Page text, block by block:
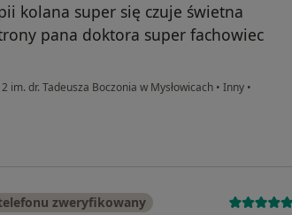
kolana super się czuje świetna
pana doktora super fachowiec
im. dr. Tadeusza Boczonia w Mysłowicach • Inny •
zweryfikowany